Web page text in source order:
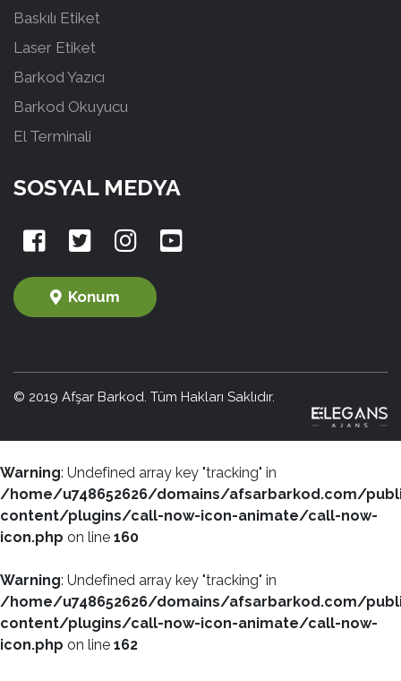
Baskılı Etiket
Laser Etiket
Barkod Yazıcı
Barkod Okuyucu
El Terminali
SOSYAL MEDYA
Konum
© 2019 Afşar Barkod. Tüm Hakları Saklıdır.
Warning: Undefined array key "tracking" in
/home/u748652626/domains/afsarbarkod.com/
content/plugins/call-now-icon-animate/call-now-
icon.php on line 160
Warning: Undefined array key "tracking" in
/home/u748652626/domains/afsarbarkod.com/
content/plugins/call-now-icon-animate/call-now-
icon.php on line 162